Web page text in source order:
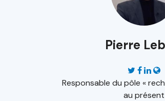
Pierre
Responsable du pôle «
au présent